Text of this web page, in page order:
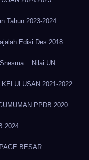
Tahun 2023-2024
Edisi Des 2018
Nilai UN
2021-2022
PPDB 2020
2024
BESAR